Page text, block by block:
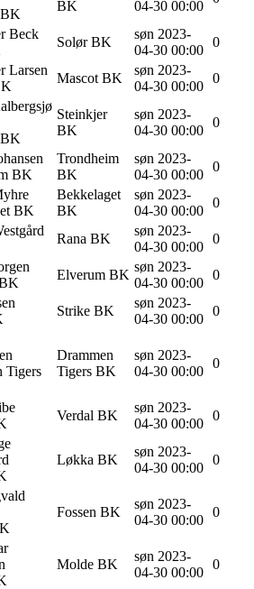
BK
BK
04-30 00:00
Beck
Solør BK
søn 2023-
04-30 00:00
0
Larsen
Mascot BK
søn 2023-
04-30 00:00
0
Steinkjer
BK
søn 2023-
04-30 00:00
0
BK
Trondheim
BK
søn 2023-
04-30 00:00
0
BK
Bekkelaget
BK
søn 2023-
04-30 00:00
0
Rana BK
søn 2023-
04-30 00:00
0
Elverum BK
søn 2023-
04-30 00:00
0
Strike BK
søn 2023-
04-30 00:00
0
Tigers
Drammen
Tigers BK
søn 2023-
04-30 00:00
0
Verdal BK
søn 2023-
04-30 00:00
0
Løkka BK
søn 2023-
04-30 00:00
0
Fossen BK
søn 2023-
04-30 00:00
0
Molde BK
søn 2023-
04-30 00:00
0